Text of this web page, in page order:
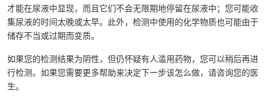
才能在尿液中显现，而且它们不会无限期地停留在尿液中；您可能收
集尿液的时间太晚或太早。此外，检测中使用的化学物质也可能由于
储存不当或过期而变质。
如果您的检测结果为阴性，但仍怀疑有人滥用药物，您可以稍后再进
行检测。如果您需要更多帮助来决定下一步该怎么做，请咨询您的医
生。